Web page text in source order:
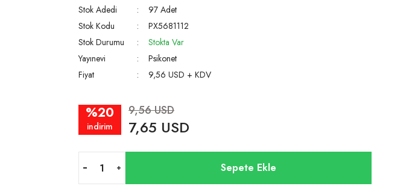
Stok Adedi
97 Adet
Stok Kodu
PX5681112
Stok Durumu
Stokta Var
Yayınevi
Psikonet
Fiyat
9,56 USD + KDV
%20
indirim
9,56 USD
7,65 USD
Sepete Ekle